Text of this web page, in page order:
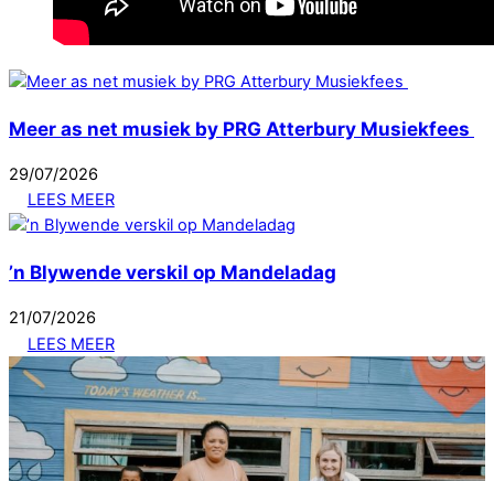
Meer as net musiek by PRG Atterbury Musiekfees
29/07/2026
LEES MEER
’n Blywende verskil op Mandeladag
21/07/2026
LEES MEER